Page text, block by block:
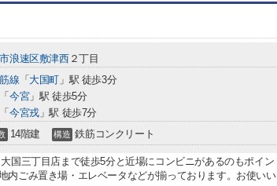
浪速区敷津西２丁目
線 「 大国町 」駅 徒歩3分
「 今宮」駅 徒歩5分
「 今宮戎」駅 徒歩7分
14階建 構造 鉄筋コンクリート
国三丁目店まで徒歩5分と近場にコンビニがあるのもポイン
内ごみ置き場・エレベータなどが揃っております。お使いい